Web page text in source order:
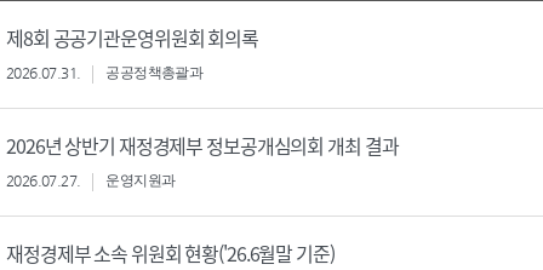
제8회 공공기관운영위원회 회의록
2026.07.31. 공공정책총괄과
2026년 상반기 재정경제부 정보공개심의회 개최 결과
2026.07.27. 운영지원과
재정경제부 소속 위원회 현황('26.6월말 기준)